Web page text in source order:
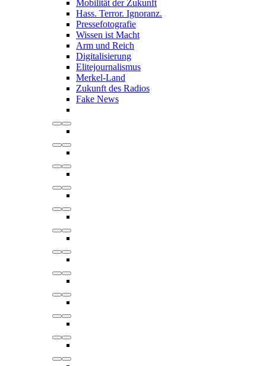
Mobilität der Zukunft
Hass. Terror. Ignoranz.
Pressefotografie
Wissen ist Macht
Arm und Reich
Digitalisierung
Elitejournalismus
Merkel-Land
Zukunft des Radios
Fake News